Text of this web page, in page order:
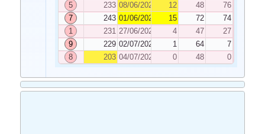
5
233 08/06/2022 12 48
76
7
243 01/06/2022 15 72
74
1
231 27/06/2022 4 47
27
9
229 02/07/2022 1 64
7
8
203 04/07/2022 0 48 0